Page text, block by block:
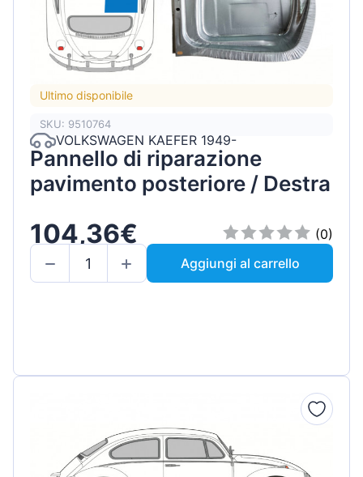
Ultimo disponibile
SKU: 9510764
VOLKSWAGEN KAEFER 1949-
Pannello di riparazione
pavimento posteriore / Destra
104,36€
(0)
Aggiungi al carrello